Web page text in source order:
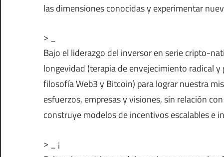
las dimensiones conocidas y experimentar
> _
Bajo el liderazgo del inversor en serie cripto-
longevidad (terapia de envejecimiento radical
filosofía Web3 y Bitcoin) para lograr nuestra
esfuerzos, empresas y visiones, sin relación
construye modelos de incentivos escalables e
> _ ¡